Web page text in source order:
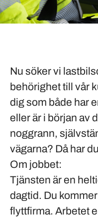
Nu söker vi
behörighet till vår
dig som både har
eller är i början av
noggrann,
vägarna? Då har
Om jobbet:
Tjänsten är en
dagtid. Du
flyttfirma. Arbetet